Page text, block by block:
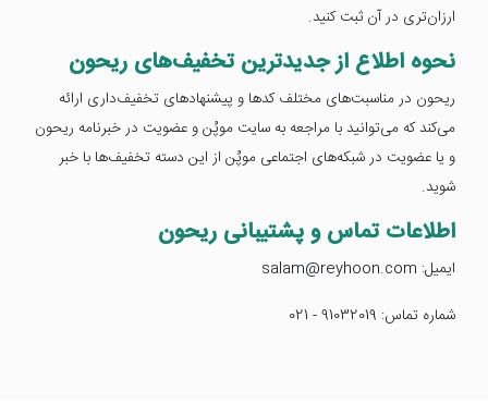
ارزان‌تری در آن ثبت کنید.
نحوه اطلاع از جدیدترین تخفیف‌های ریحون
ریحون در مناسبت‌های مختلف کدها و پیشنهادهای تخفیف‌داری ارائه
می‌کند که می‌توانید با مراجعه به سایت موپُن و عضویت در خبرنامه ریحون
و یا عضویت در شبکه‌های اجتماعی موپُن از این دسته تخفیف‌ها با خبر
شوید.
اطلاعات تماس و پشتیبانی ریحون
ایمیل: salam@reyhoon.com
شماره تماس: 91032019 - 021